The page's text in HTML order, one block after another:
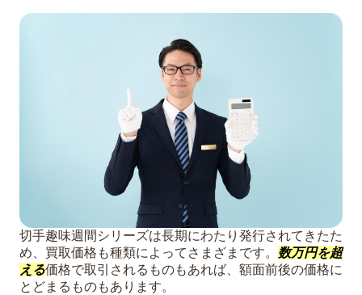
切手趣味週間シリーズは長期にわたり発行されてきたた
め、買取価格も種類によってさまざまです。 数万円を超
える価格で取引されるものもあれば、額面前後の価格に
とどまるものもあります。